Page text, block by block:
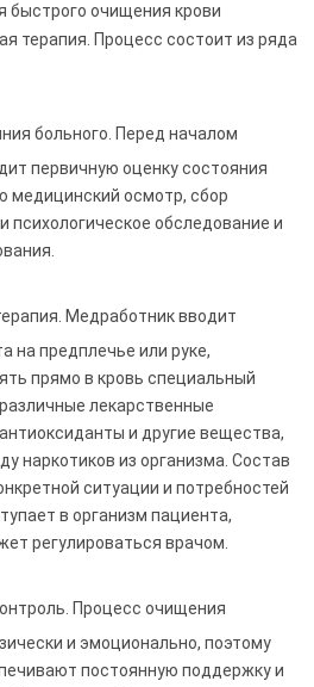
быстрого очищения крови
терапия. Процесс состоит из ряда
больного. Перед началом
первичную оценку состояния
осмотр, сбор
психологическое обследование и
Медработник вводит
на предплечье или руке,
прямо в кровь специальный
лекарственные
и другие вещества,
наркотиков из организма. Состав
ситуации и потребностей
в организм пациента,
регулироваться врачом.
Процесс очищения
и эмоционально, поэтому
постоянную поддержку и